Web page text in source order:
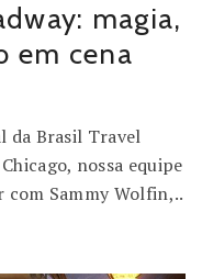
magia,
em cena
da Brasil Travel
nossa equipe
Sammy Wolfin,..